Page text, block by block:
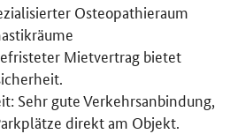
Osteopathieraum
Mietvertrag bietet
Sehr gute Verkehrsanbindung,
direkt am Objekt.